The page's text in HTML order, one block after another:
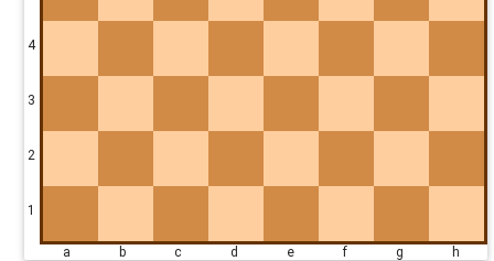
4
3
2
1
a b c d e f g h